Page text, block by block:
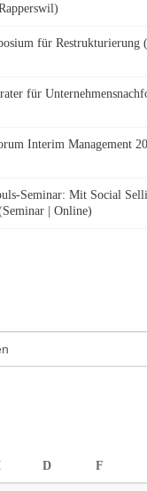
für Restrukturierung
für
Interim Management
Seminar: Mit Social
| Online)
D F